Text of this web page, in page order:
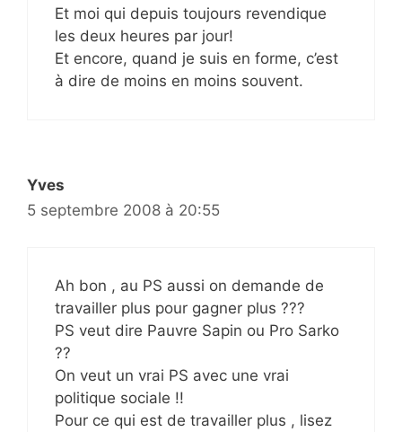
Et moi qui depuis toujours revendique
les deux heures par jour!
Et encore, quand je suis en forme, c’est
à dire de moins en moins souvent.
Yves
5 septembre 2008 à 20:55
Ah bon , au PS aussi on demande de
travailler plus pour gagner plus ???
PS veut dire Pauvre Sapin ou Pro Sarko
??
On veut un vrai PS avec une vrai
politique sociale !!
Pour ce qui est de travailler plus , lisez